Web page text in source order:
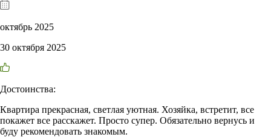
октябрь 2025
30 октября 2025
Достоинства:
Квартира прекрасная, светлая уютная. Хозяйка, встретит, все
покажет все расскажет. Просто супер. Обязательно вернусь и
буду рекомендовать знакомым.